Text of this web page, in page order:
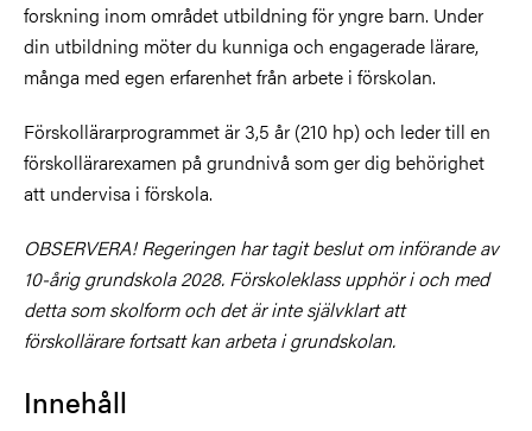
forskning inom området utbildning för yngre barn. Under
din utbildning möter du kunniga och engagerade lärare,
många med egen erfarenhet från arbete i förskolan.
Förskollärarprogrammet är 3,5 år (210 hp) och leder till en
förskollärarexamen på grundnivå som ger dig behörighet
att undervisa i förskola.
OBSERVERA! Regeringen har tagit beslut om införande av
10-årig grundskola 2028. Förskoleklass upphör i och med
detta som skolform och det är inte självklart att
förskollärare fortsatt kan arbeta i grundskolan.
Innehåll